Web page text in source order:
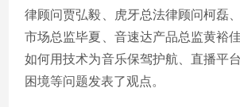
律顾问贾弘毅、虎牙总法律顾问柯磊
市场总监毕夏、音速达产品总监黄裕
如何用技术为音乐保驾护航、直播平
困境等问题发表了观点。